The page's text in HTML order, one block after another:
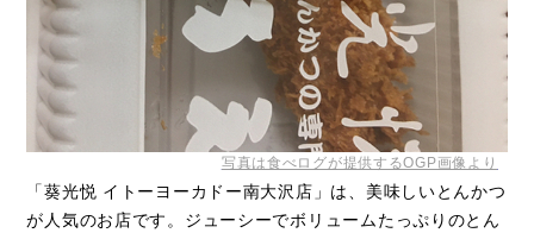
写真は食べログが提供するOGP画像より
「葵光悦 イトーヨーカドー南大沢店」は、美味しいとんかつ
が人気のお店です。ジューシーでボリュームたっぷりのとん